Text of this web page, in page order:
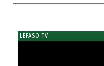
LEFASO TV